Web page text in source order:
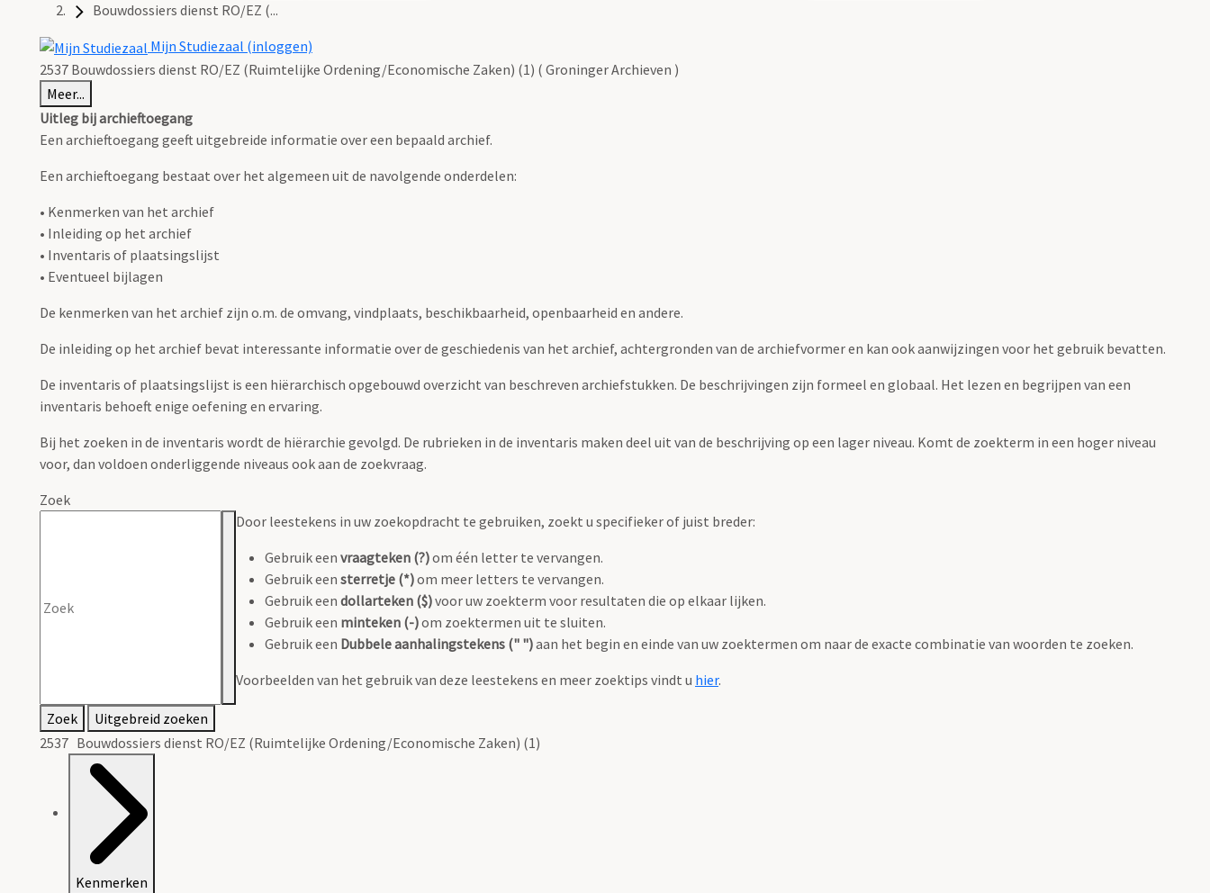
Bouwdossiers dienst RO/EZ (...
Mijn Studiezaal (inloggen)
2537 Bouwdossiers dienst RO/EZ (Ruimtelijke Ordening/Economische Zaken) (1) ( Groninger Archieven )
Meer...
Uitleg bij archieftoegang
Een archieftoegang geeft uitgebreide informatie over een bepaald archief.
Een archieftoegang bestaat over het algemeen uit de navolgende onderdelen:
• Kenmerken van het archief
• Inleiding op het archief
• Inventaris of plaatsingslijst
• Eventueel bijlagen
De kenmerken van het archief zijn o.m. de omvang, vindplaats, beschikbaarheid, openbaarheid en andere.
De inleiding op het archief bevat interessante informatie over de geschiedenis van het archief, achtergronden van de archiefvormer en kan ook aanwijzingen voor het gebruik bevatten.
De inventaris of plaatsingslijst is een hiërarchisch opgebouwd overzicht van beschreven archiefstukken. De beschrijvingen zijn formeel en globaal. Het lezen en begrijpen van een
inventaris behoeft enige oefening en ervaring.
Bij het zoeken in de inventaris wordt de hiërarchie gevolgd. De rubrieken in de inventaris maken deel uit van de beschrijving op een lager niveau. Komt de zoekterm in een hoger niveau
voor, dan voldoen onderliggende niveaus ook aan de zoekvraag.
Zoek
Door leestekens in uw zoekopdracht te gebruiken, zoekt u specifieker of juist breder:
Gebruik een vraagteken (?)om één letter te vervangen.
Gebruik een sterretje (*)om meer letters te vervangen.
Gebruik een dollarteken ($)voor uw zoekterm voor resultaten die op elkaar lijken.
Gebruik een minteken (-)om zoektermen uit te sluiten.
Gebruik een Dubbele aanhalingstekens (" ")aan het begin en einde van uw zoektermen om naar de exacte combinatie van woorden te zoeken.
Voorbeelden van het gebruik van deze leestekens en meer zoektips vindt u hier.
Zoek
Uitgebreid zoeken
2537 Bouwdossiers dienst RO/EZ (Ruimtelijke Ordening/Economische Zaken) (1)
Kenmerken